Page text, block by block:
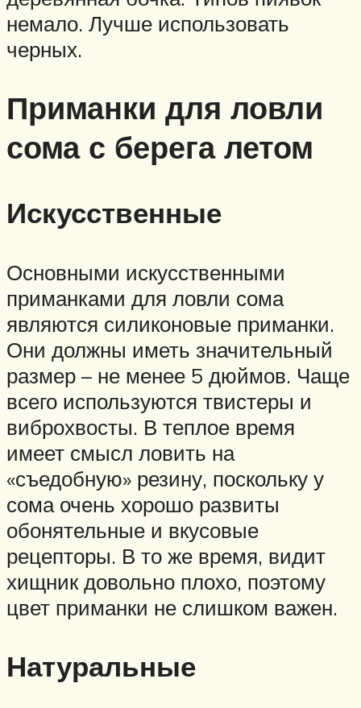
немало. Лучше использовать
черных.
Приманки для ловли
сома с берега летом
Искусственные
Основными искусственными
приманками для ловли сома
являются силиконовые приманки.
Они должны иметь значительный
размер – не менее 5 дюймов. Чаще
всего используются твистеры и
виброхвосты. В теплое время
имеет смысл ловить на
«съедобную» резину, поскольку у
сома очень хорошо развиты
обонятельные и вкусовые
рецепторы. В то же время, видит
хищник довольно плохо, поэтому
цвет приманки не слишком важен.
Натуральные